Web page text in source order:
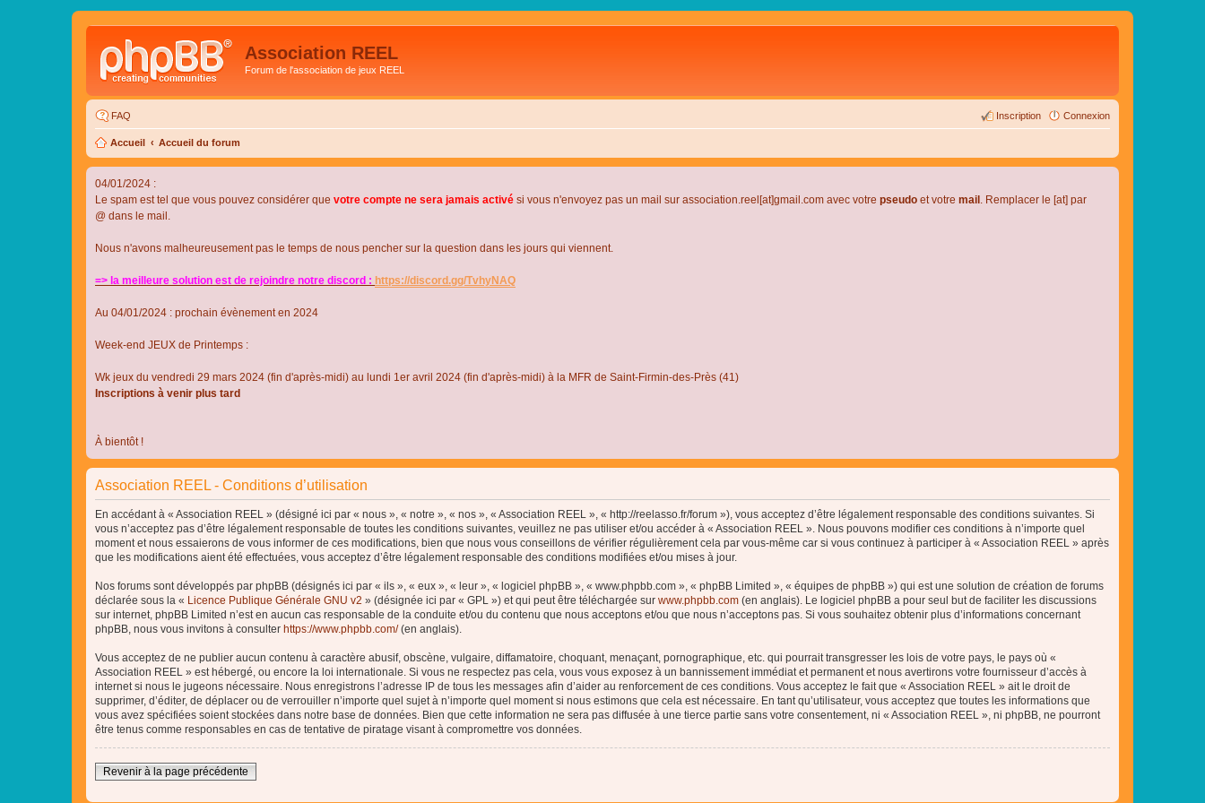
Association REEL
Forum de l'association de jeux REEL
FAQ Connexion
Inscription
Accueil Accueil du forum
04/01/2024 :
Le spam est tel que vous pouvez considérer que votre compte ne sera jamais activé si vous n'envoyez pas un mail sur association.reel[at]gmail.com avec votre pseudo et votre mail . Remplacer le [at] par
@ dans le mail.
Nous n'avons malheureusement pas le temps de nous pencher sur la question dans les jours qui viennent.
=> la meilleure solution est de rejoindre notre discord : https://discord.gg/TvhyNAQ
Au 04/01/2024 : prochain évènement en 2024
Week-end JEUX de Printemps :
Wk jeux du vendredi 29 mars 2024 (fin d'après-midi) au lundi 1er avril 2024 (fin d'après-midi) à la MFR de Saint-Firmin-des-Près (41)
Inscriptions à venir plus tard
À bientôt !
Association REEL - Conditions d’utilisation
En accédant à « Association REEL » (désigné ici par « nous », « notre », « nos », « Association REEL », « http://reelasso.fr/forum »), vous acceptez d’être légalement responsable des conditions suivantes. Si
vous n’acceptez pas d’être légalement responsable de toutes les conditions suivantes, veuillez ne pas utiliser et/ou accéder à « Association REEL ». Nous pouvons modifier ces conditions à n’importe quel
moment et nous essaierons de vous informer de ces modifications, bien que nous vous conseillons de vérifier régulièrement cela par vous-même car si vous continuez à participer à « Association REEL » après
que les modifications aient été effectuées, vous acceptez d’être légalement responsable des conditions modifiées et/ou mises à jour.
Nos forums sont développés par phpBB (désignés ici par « ils », « eux », « leur », « logiciel phpBB », « www.phpbb.com », « phpBB Limited », « équipes de phpBB ») qui est une solution de création de forums
déclarée sous la « Licence Publique Générale GNU v2 » (désignée ici par « GPL ») et qui peut être téléchargée sur www.phpbb.com (en anglais). Le logiciel phpBB a pour seul but de faciliter les discussions
sur internet, phpBB Limited n’est en aucun cas responsable de la conduite et/ou du contenu que nous acceptons et/ou que nous n’acceptons pas. Si vous souhaitez obtenir plus d’informations concernant
phpBB, nous vous invitons à consulter https://www.phpbb.com/(en anglais).
Vous acceptez de ne publier aucun contenu à caractère abusif, obscène, vulgaire, diffamatoire, choquant, menaçant, pornographique, etc. qui pourrait transgresser les lois de votre pays, le pays où «
Association REEL » est hébergé, ou encore la loi internationale. Si vous ne respectez pas cela, vous vous exposez à un bannissement immédiat et permanent et nous avertirons votre fournisseur d’accès à
internet si nous le jugeons nécessaire. Nous enregistrons l’adresse IP de tous les messages afin d’aider au renforcement de ces conditions. Vous acceptez le fait que « Association REEL » ait le droit de
supprimer, d’éditer, de déplacer ou de verrouiller n’importe quel sujet à n’importe quel moment si nous estimons que cela est nécessaire. En tant qu’utilisateur, vous acceptez que toutes les informations que
vous avez spécifiées soient stockées dans notre base de données. Bien que cette information ne sera pas diffusée à une tierce partie sans votre consentement, ni « Association REEL », ni phpBB, ne pourront
être tenus comme responsables en cas de tentative de piratage visant à compromettre vos données.
Revenir à la page précédente